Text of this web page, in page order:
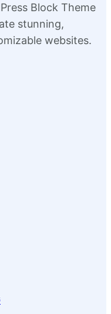
Block Theme
stunning,
websites.